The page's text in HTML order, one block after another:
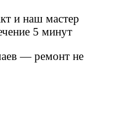
и наш мастер
5 минут
— ремонт не